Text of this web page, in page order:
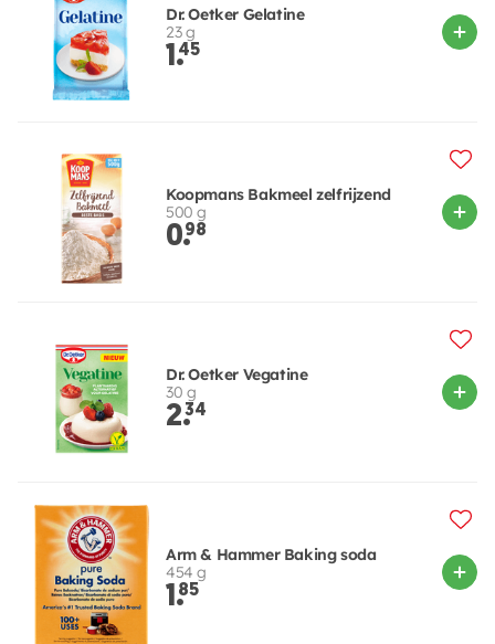
Dr. Oetker Gelatine
23 g
1.45
Koopmans Bakmeel zelfrijzend
500 g
0.98
Dr. Oetker Vegatine
30 g
2.34
Arm & Hammer Baking soda
454 g
1.85